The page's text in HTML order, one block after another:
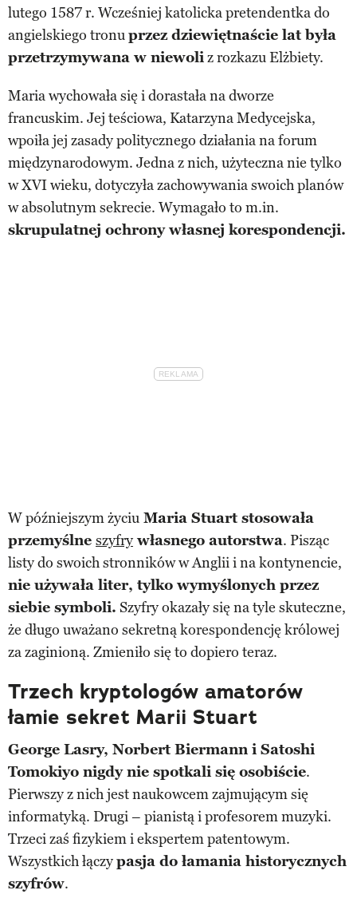
lutego 1587 r. Wcześniej katolicka pretendentka do
angielskiego tronuprzez dziewiętnaście lat była
przetrzymywana w niewoliz rozkazu Elżbiety.
Maria wychowała się i dorastała na dworze
francuskim. Jej teściowa, Katarzyna Medycejska,
wpoiła jej zasady politycznego działania na forum
międzynarodowym. Jedna z nich, użyteczna nie tylko
w XVI wieku, dotyczyła zachowywania swoich planów
w absolutnym sekrecie. Wymagało to m.in.
skrupulatnej ochrony własnej korespondencji.
W późniejszym życiu Maria Stuart stosowała
przemyślne szyfry własnego autorstwa. Pisząc
listy do swoich stronników w Anglii i na kontynencie,
nie używała liter, tylko wymyślonych przez
siebie symboli. Szyfry okazały się na tyle skuteczne,
że długo uważano sekretną korespondencję królowej
za zaginioną. Zmieniło się to dopiero teraz.
Trzech kryptologów amatorów
łamie sekret Marii Stuart
George Lasry, Norbert Biermann i Satoshi
Tomokiyo nigdy nie spotkali się osobiście.
Pierwszy z nich jest naukowcem zajmującym się
informatyką. Drugi – pianistą i profesorem muzyki.
Trzeci zaś fizykiem i ekspertem patentowym.
Wszystkich łączypasja do łamania historycznych
szyfrów.